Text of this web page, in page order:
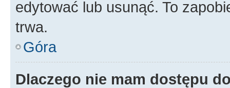
edytować lub usunąć. To
trwa.
Góra
Dlaczego nie mam dostępu